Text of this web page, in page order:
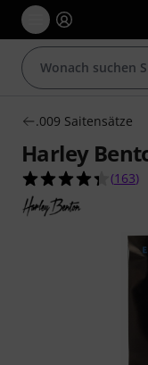
.009 Saitensätze
Harley
4.3
(163)